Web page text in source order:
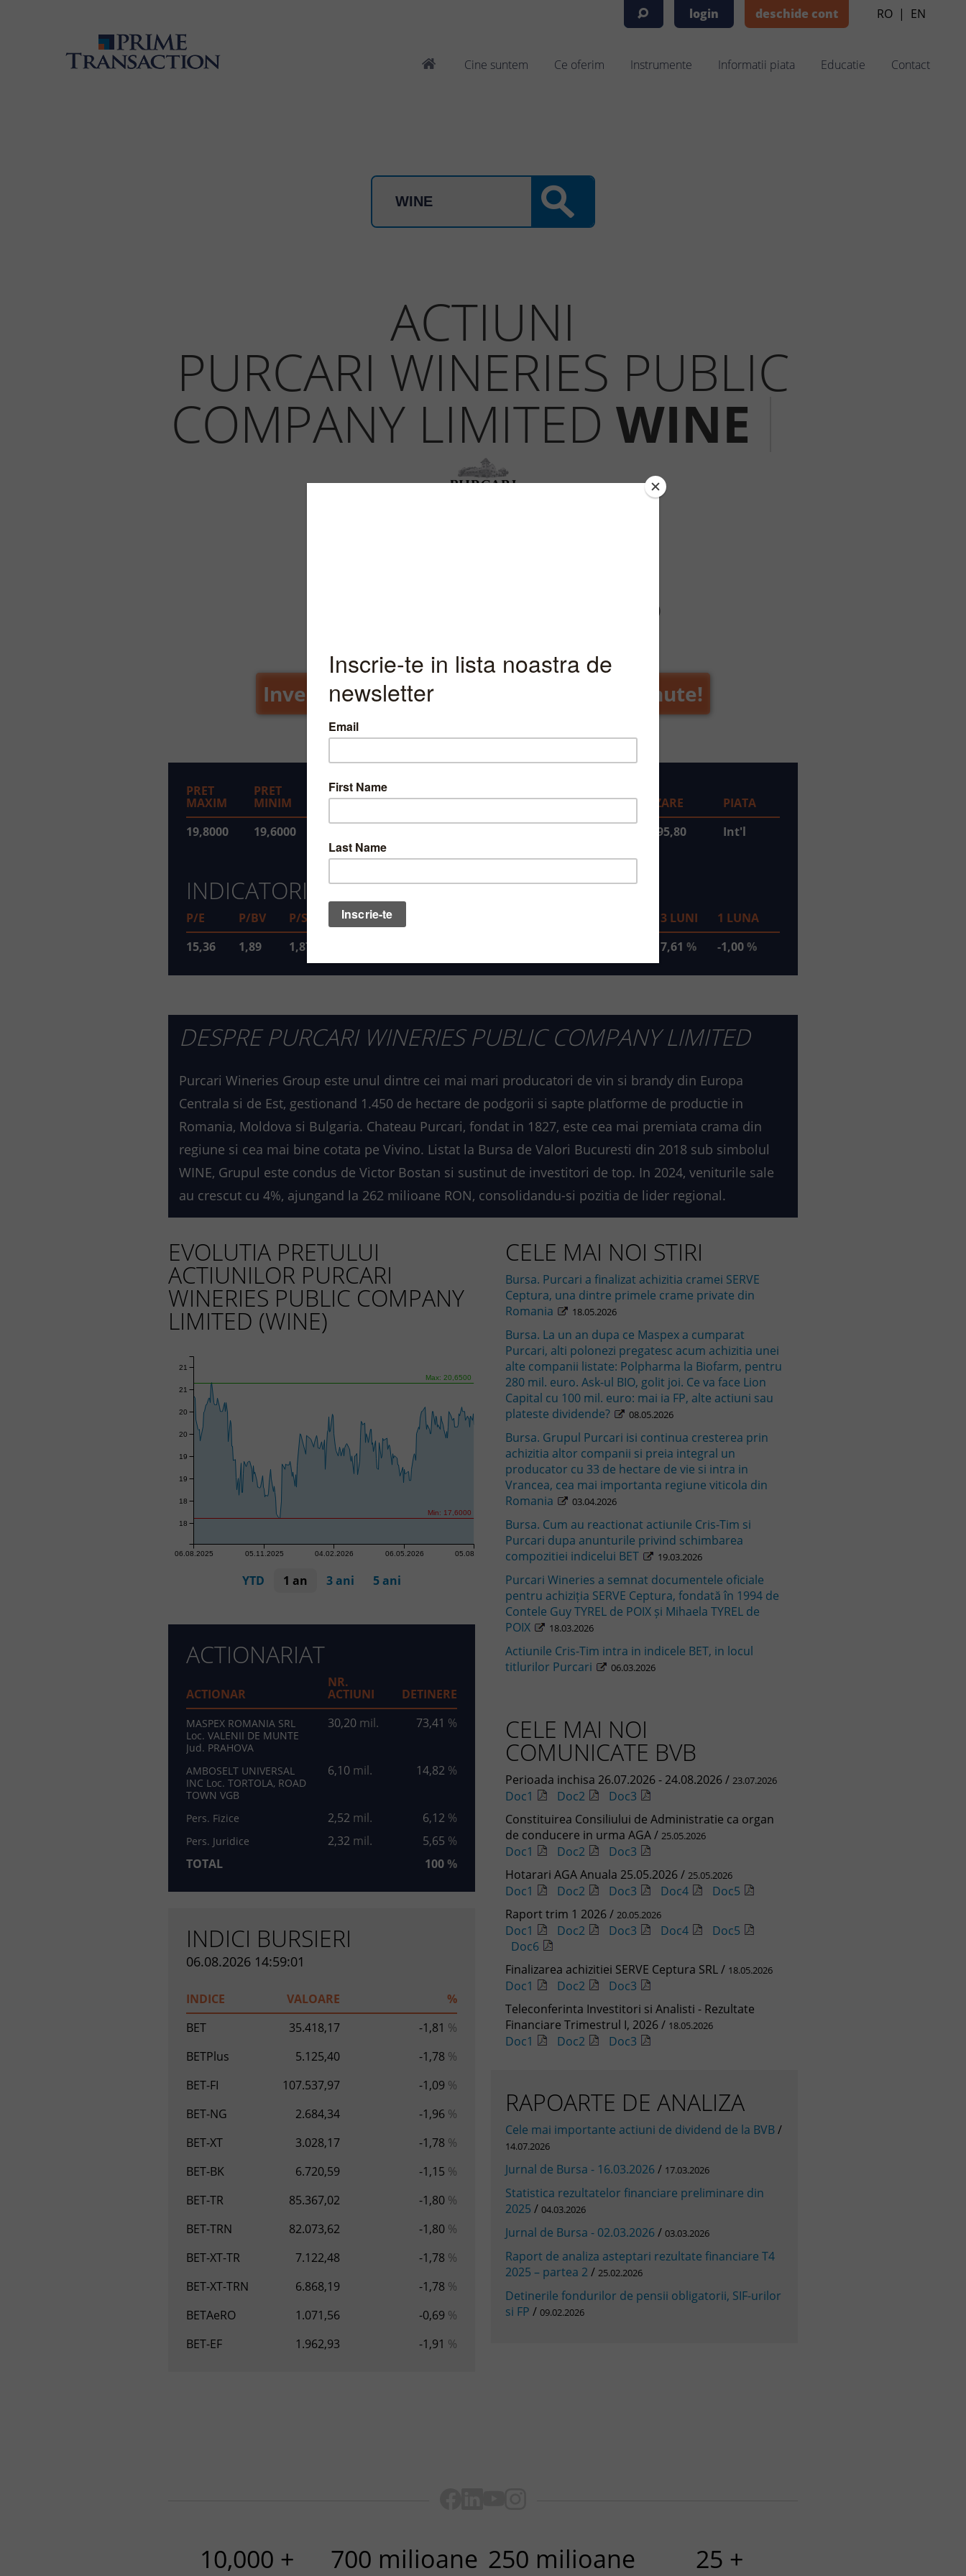
Cine suntem Ce oferim Instrumente Informatii piata Educatie Contact
login deschide cont RO | EN
ACTIUNI
PURCARI WINERIES PUBLIC
COMPANY LIMITED WINE
06.08.2026 14:21:39
Investeste in actiuni WINE in doar 5 minute!
PRET
MAXIM
PRET
MINIM
PREȚ
MEDIU TRANZACTIONATA VOLUM CAPITALIZARE
PIATA
19,8000
19,6000 814.653.595,80 Int'l
INDICATORI
P/E P/BV
P/S
15,36
1,89 1,87
VARIATII PRET
3 LUNI
1 LUNA
7,61 % -1,00%
DESPRE PURCARI WINERIES PUBLIC COMPANY LIMITED
Purcari Wineries Group este unul dintre cei mai mari producatori de vin si brandy din Europa
Centrala si de Est, gestionand 1.450 de hectare de podgorii si sapte platforme de productie in
Romania, Moldova si Bulgaria. Chateau Purcari, fondat in 1827, este cea mai premiata crama din
regiune si cea mai bine cotata pe Vivino. Listat la Bursa de Valori Bucuresti din 2018 sub simbolul
WINE, Grupul este condus de Victor Bostan si sustinut de investitori de top. In 2024, veniturile sale
au crescut cu 4%, ajungand la 262 milioane RON, consolidandu-si pozitia de lider regional.
EVOLUTIA PRETULUI
ACTIUNILOR PURCARI
WINERIES PUBLIC COMPANY
LIMITED (WINE)
Min: 17,6000
Max: 20,6500
06.08.2025 05.11.2025 04.02.2026 06.05.2026 05.08.2026
18
18
19
19
20
20
21
21
YTD 1 an 3 ani 5 ani
ACTIONARIAT
ACTIONAR
NR.
ACTIUNI DETINERE
MASPEX ROMANIA SRL
Loc. VALENII DE MUNTE
Jud. PRAHOVA
30,20 mil. 73,41 %
AMBOSELT UNIVERSAL
INC Loc. TORTOLA, ROAD
TOWN VGB
6,10 mil. 14,82 %
Pers. Fizice 2,52 mil. 6,12 %
Pers. Juridice 2,32 mil. 5,65 %
TOTAL
100%
INDICI BURSIERI
06.08.2026 14:59:01
INDICE VALOARE
%
BET
35.418,17 -1,81 %
BETPlus
5.125,40 -1,78 %
BET-FI
107.537,97 -1,09 %
BET-NG
2.684,34 -1,96 %
BET-XT
3.028,17 -1,78 %
BET-BK
6.720,59 -1,15 %
BET-TR
85.367,02 -1,80 %
BET-TRN
82.073,62 -1,80 %
BET-XT-TR
7.122,48 -1,78 %
BET-XT-TRN
6.868,19 -1,78 %
BETAeRO
1.071,56 -0,69 %
BET-EF
1.962,93 -1,91 %
CELE MAI NOI STIRI
Bursa. Purcari a finalizat achizitia cramei SERVE
Ceptura, una dintre primele crame private din
Romania
18.05.2026
Bursa. La un an dupa ce Maspex a cumparat
Purcari, alti polonezi pregatesc acum achizitia unei
alte companii listate: Polpharma la Biofarm, pentru
280 mil. euro. Ask-ul BIO, golit joi. Ce va face Lion
Capital cu 100 mil. euro: mai ia FP, alte actiuni sau
plateste dividende?
08.05.2026
Bursa. Grupul Purcari isi continua cresterea prin
achizitia altor companii si preia integral un
producator cu 33 de hectare de vie si intra in
Vrancea, cea mai importanta regiune viticola din
Romania
03.04.2026
Bursa. Cum au reactionat actiunile Cris-Tim si
Purcari dupa anunturile privind schimbarea
compozitiei indicelui BET
19.03.2026
Purcari Wineries a semnat documentele oficiale
pentru achiziţia SERVE Ceptura, fondată în 1994 de
Contele Guy TYREL de POIX şi Mihaela TYREL de
POIX
18.03.2026
Actiunile Cris-Tim intra in indicele BET, in locul
titlurilor Purcari
06.03.2026
CELE MAI NOI
COMUNICATE BVB
Perioada inchisa 26.07.2026 - 24.08.2026 / 23.07.2026
Doc1 Doc2
Doc3
Constituirea Consiliului de Administratie ca organ
de conducere in urma AGA / 25.05.2026
Doc1 Doc2
Doc3
Hotarari AGA Anuala 25.05.2026 / 25.05.2026
Doc1 Doc2 Doc3 Doc4
Doc5
Raport trim 1 2026 / 20.05.2026
Doc1 Doc2 Doc3 Doc4
Doc5
Doc6
Finalizarea achizitiei SERVE Ceptura SRL / 18.05.2026
Doc1 Doc2
Doc3
Teleconferinta Investitori si Analisti - Rezultate
Financiare Trimestrul I, 2026 / 18.05.2026
Doc1 Doc2 Doc3
RAPOARTE DE ANALIZA
Cele mai importante actiuni de dividend de la BVB/
14.07.2026
Jurnal de Bursa - 16.03.2026/ 17.03.2026
Statistica rezultatelor financiare preliminare din
2025 / 04.03.2026
Jurnal de Bursa - 02.03.2026/ 03.03.2026
Raport de analiza asteptari rezultate financiare T4
2025 – partea 2/ 25.02.2026
Detinerile fondurilor de pensii obligatorii, SIF-urilor
si FP / 09.02.2026
10,000 + 700 milioane 250 milioane 25 +